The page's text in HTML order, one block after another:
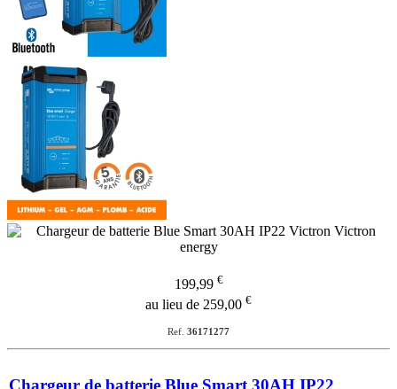
199,99 €
au lieu de 259,00 €
Ref. 36171277
Chargeur de batterie Blue Smart 30AH IP22